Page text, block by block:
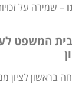
– שמירה על
המשפט
בראשון לציון